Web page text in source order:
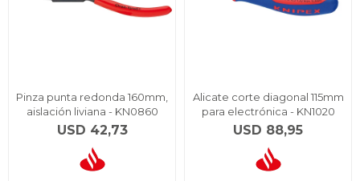
Pinza punta redonda 160mm,
aislación liviana - KN0860
USD 42,73
Alicate corte diagonal 115mm
para electrónica - KN1020
USD 88,95